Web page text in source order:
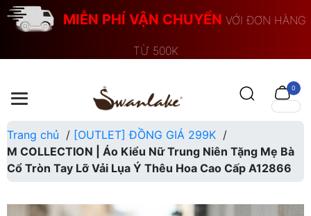
MIỄN PHÍ VẬN CHUYỂN VỚI ĐƠN HÀNG
TỪ 500K
0
Trang chủ / [OUTLET] ĐỒNG GIÁ 299K /
M COLLECTION | Áo Kiểu Nữ Trung Niên Tặng Mẹ Bà
Cổ Tròn Tay Lỡ Vải Lụa Ý Thêu Hoa Cao Cấp A12866